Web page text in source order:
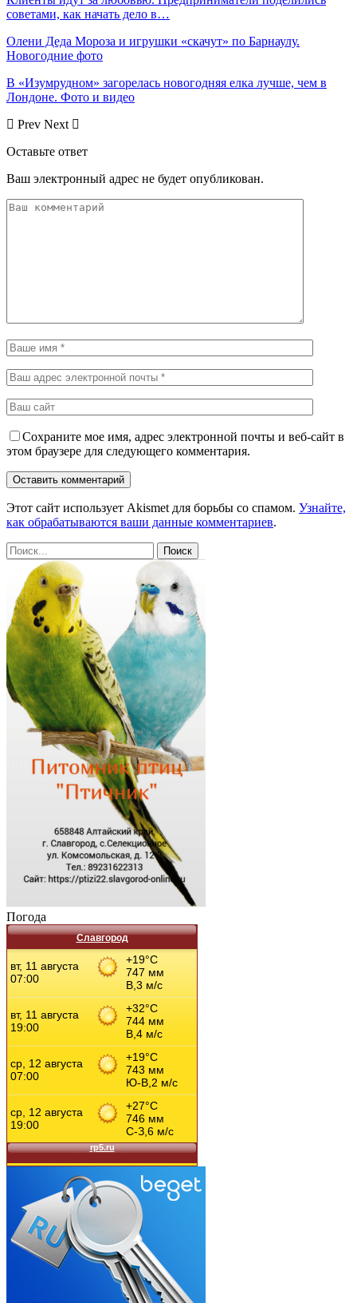
советами, как начать дело в…
Олени Деда Мороза и игрушки «скачут» по Барнаулу.
Новогодние фото
В «Изумрудном» загорелась новогодняя елка лучше, чем в
Лондоне. Фото и видео
Prev Next
Оставьте ответ
Ваш электронный адрес не будет опубликован.
Сохраните мое имя, адрес электронной почты и веб-сайт в
этом браузере для следующего комментария.
Этот сайт использует Akismet для борьбы со спамом. Узнайте,
как обрабатываются ваши данные комментариев.
Погода
Славгород